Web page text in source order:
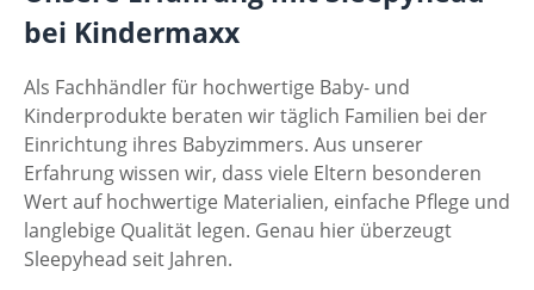
bei Kindermaxx
Als Fachhändler für hochwertige Baby- und
Kinderprodukte beraten wir täglich Familien bei der
Einrichtung ihres Babyzimmers. Aus unserer
Erfahrung wissen wir, dass viele Eltern besonderen
Wert auf hochwertige Materialien, einfache Pflege und
langlebige Qualität legen. Genau hier überzeugt
Sleepyhead seit Jahren.